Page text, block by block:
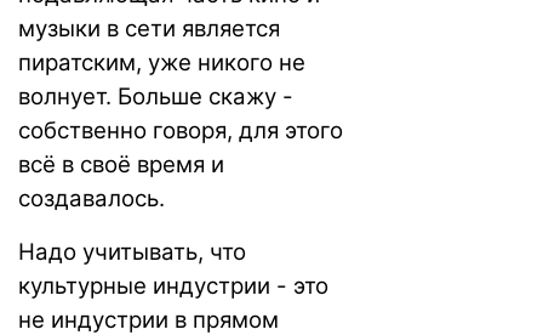
музыки в сети является
пиратским, уже никого не
волнует. Больше скажу -
собственно говоря, для этого
всё в своё время и
создавалось.
Надо учитывать, что
культурные индустрии - это
не индустрии в прямом